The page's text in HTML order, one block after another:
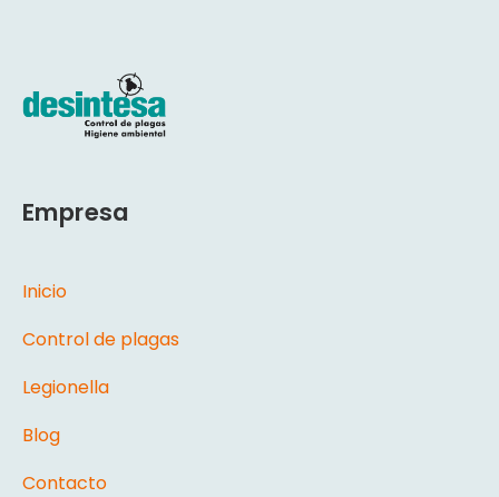
Empresa
Inicio
Control de plagas
Legionella
Blog
Contacto